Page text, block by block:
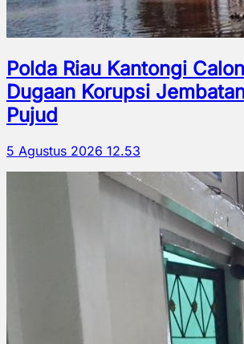
Polda Riau Kantongi
Dugaan Korupsi
Pujud
5 Agustus 2026 12.53